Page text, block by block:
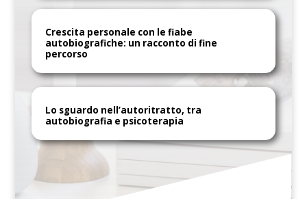
Crescita personale con le fiabe
autobiografiche: un racconto di fine
percorso
Lo sguardo nell’autoritratto, tra
autobiografia e psicoterapia